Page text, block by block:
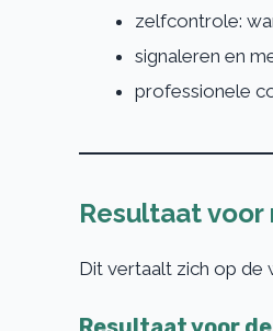
zelfcontrole:
signaleren en
professionele
Resultaat
Dit vertaalt zich op de